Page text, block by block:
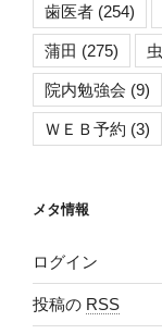
歯医者 (254)
蒲田 (275)
院内勉強会 (9)
ＷＥＢ予約 (3)
メタ情報
ログイン
投稿の RSS